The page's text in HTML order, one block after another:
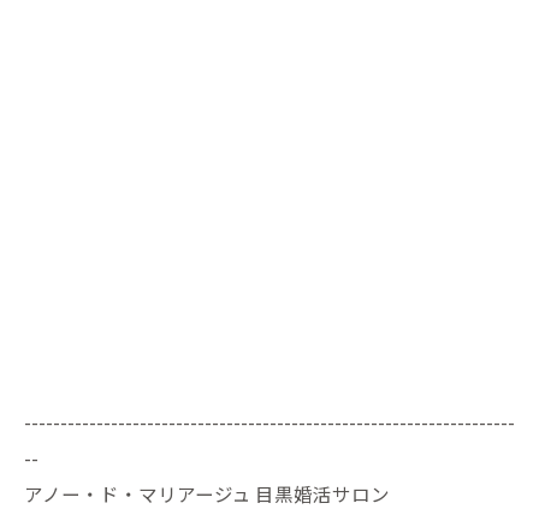
--------------------------------------------------------------------
--
アノー・ド・マリアージュ 目黒婚活サロン